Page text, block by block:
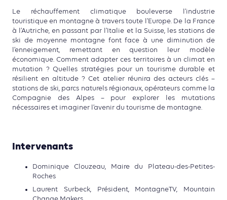
Le réchauffement climatique bouleverse l’industrie
touristique en montagne à travers toute l’Europe. De la France
à l’Autriche, en passant par l’Italie et la Suisse, les stations de
ski de moyenne montagne font face à une diminution de
l’enneigement, remettant en question leur modèle
économique. Comment adapter ces territoires à un climat en
mutation ? Quelles stratégies pour un tourisme durable et
résilient en altitude ? Cet atelier réunira des acteurs clés –
stations de ski, parcs naturels régionaux, opérateurs comme la
Compagnie des Alpes – pour explorer les mutations
nécessaires et imaginer l’avenir du tourisme de montagne.
Intervenants
Dominique Clouzeau, Maire du Plateau-des-Petites-
Roches
Laurent Surbeck, Président, MontagneTV, Mountain